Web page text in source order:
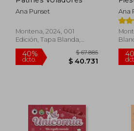
Ana Punset
Montena, 2024, 001
Edición, Tapa Blanda,
Nuevo
Ana